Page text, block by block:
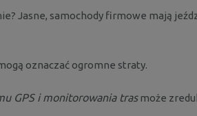
Jasne, samochody firmowe mają
oznaczać ogromne straty.
GPS i monitorowania trasmoże